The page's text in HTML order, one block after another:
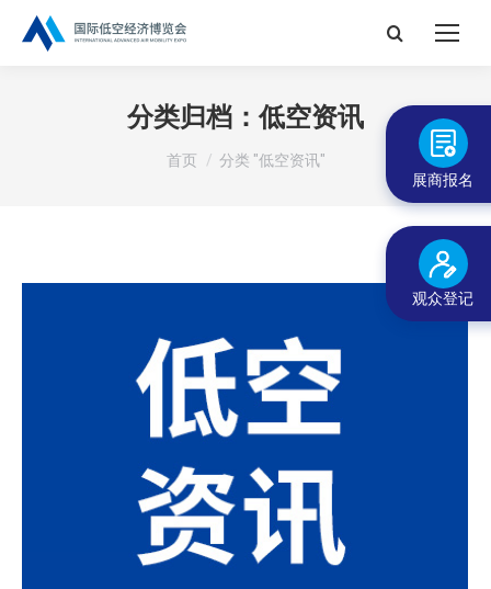
搜
分类归档：低空资讯
您在这里：
首页 分类 "低空资讯"
展商报名
观众登记